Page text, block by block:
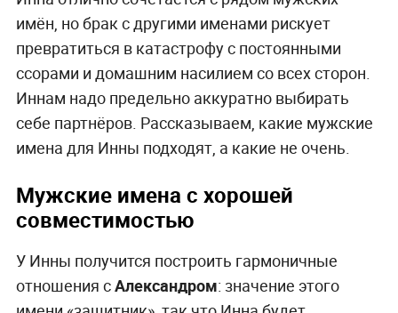
имён, но брак с другими именами рискует
превратиться в катастрофу с постоянными
ссорами и домашним насилием со всех сторон.
Иннам надо предельно аккуратно выбирать
себе партнёров. Рассказываем, какие мужские
имена для Инны подходят, а какие не очень.
Мужские имена с хорошей
совместимостью
У Инны получится построить гармоничные
отношения сАлександром: значение этого